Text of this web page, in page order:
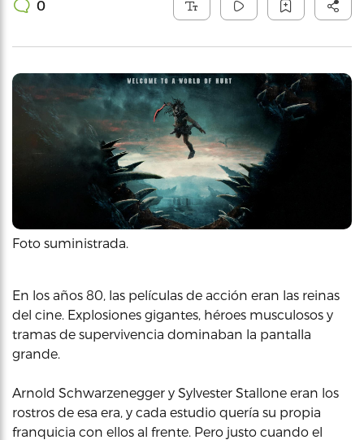
0
Foto suministrada.
En los años 80, las películas de acción eran las reinas
del cine. Explosiones gigantes, héroes musculosos y
tramas de supervivencia dominaban la pantalla
grande.
Arnold Schwarzenegger y Sylvester Stallone eran los
rostros de esa era, y cada estudio quería su propia
franquicia con ellos al frente. Pero justo cuando el